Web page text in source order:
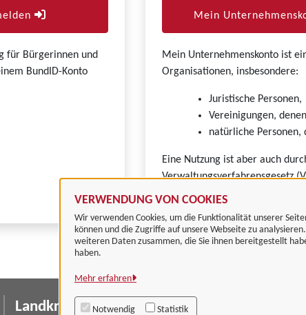
VERWENDUNG VON COOKIES
Wir verwenden Cookies, um die Funktionalität unserer
können und die Zugriffe auf unsere Webseite zu
weiteren Daten zusammen, die Sie ihnen bereitgestellt
haben.
Mehr erfahren
Notwendig Statistik
für Bürgerinnen und
BundID-Konto
Mein
Mein Unternehmenskonto ist
Organisationen, insbesondere:
Juristische Personen,
Vereinigungen,
natürliche
Eine Nutzung ist aber auch
Verwaltungsverfahrensgesetz
Landkreis Göttingen